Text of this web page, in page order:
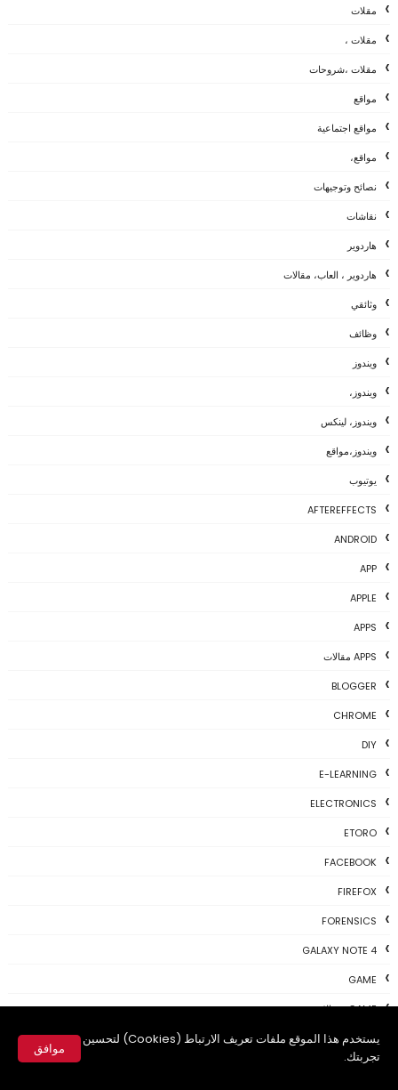
يستخدم هذا الموقع ملفات تعريف الارتباط (Cookies) لتحسين
تجربتك.
موافق
مقلات
مقلات ،
مقلات ،شروحات
مواقع
مواقع اجتماعية
مواقع،
نصائح وتوجيهات
نقاشات
هاردوير
هاردوير ، العاب، مقالات
وثائقي
وظائف
ويندوز
ويندوز،
ويندوز، لينكس
ويندوز،مواقع
يوتيوب
AFTEREFFECTS
ANDROID
APP
APPLE
APPS
APPS مقالات
BLOGGER
CHROME
DIY
E-LEARNING
ELECTRONICS
ETORO
FACEBOOK
FIREFOX
FORENSICS
GALAXY NOTE 4
GAME
GAME، مقالات
GIVEAWAY
GMAIL